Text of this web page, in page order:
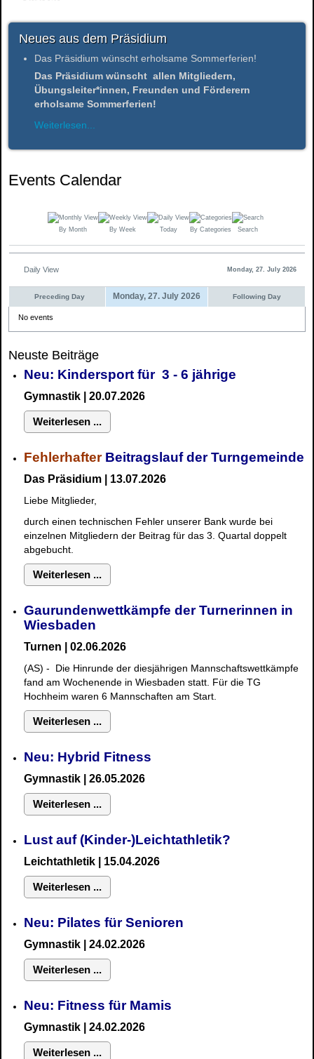
Neues aus dem Präsidium
Das Präsidium wünscht erholsame Sommerferien!
Das Präsidium wünscht allen Mitgliedern,
Übungsleiter*innen, Freunden und Förderern
erholsame Sommerferien!
Weiterlesen...
Events Calendar
By Month By Week Today By Categories Search
Daily View Monday, 27. July 2026
Preceding Day Monday, 27. July 2026 Following Day
No events
Neuste Beiträge
Neu: Kindersport für 3 - 6 jährige
Gymnastik | 20.07.2026
Weiterlesen ...
FehlerhafterBeitragslauf der Turngemeinde
Das Präsidium | 13.07.2026
Liebe Mitglieder,
durch einen technischen Fehler unserer Bank wurde bei
einzelnen Mitgliedern der Beitrag für das 3. Quartal doppelt
abgebucht.
Weiterlesen ...
Gaurundenwettkämpfe der Turnerinnen in
Wiesbaden
Turnen | 02.06.2026
(AS) - Die Hinrunde der diesjährigen Mannschaftswettkämpfe
fand am Wochenende in Wiesbaden statt. Für die TG
Hochheim waren 6 Mannschaften am Start.
Weiterlesen ...
Neu: Hybrid Fitness
Gymnastik | 26.05.2026
Weiterlesen ...
Lust auf (Kinder-)Leichtathletik?
Leichtathletik | 15.04.2026
Weiterlesen ...
Neu: Pilates für Senioren
Gymnastik | 24.02.2026
Weiterlesen ...
Neu: Fitness für Mamis
Gymnastik | 24.02.2026
Weiterlesen ...